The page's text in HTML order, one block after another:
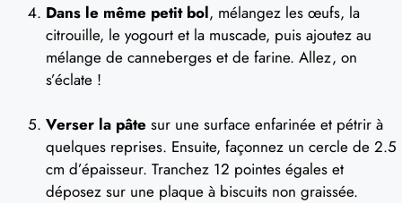
Dans le même petit bol, mélangez les œufs, la
citrouille, le yogourt et la muscade, puis ajoutez au
mélange de canneberges et de farine. Allez, on
s’éclate !
Verser la pâte sur une surface enfarinée et pétrir à
quelques reprises. Ensuite, façonnez un cercle de 2.5
cm d’épaisseur. Tranchez 12 pointes égales et
déposez sur une plaque à biscuits non graissée.